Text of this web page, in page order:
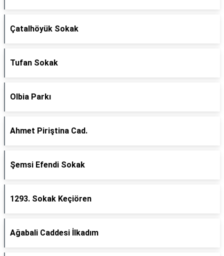
Çatalhöyük Sokak
Tufan Sokak
Olbia Parkı
Ahmet Piriştina Cad.
Şemsi Efendi Sokak
1293. Sokak Keçiören
Ağabali Caddesi İlkadım